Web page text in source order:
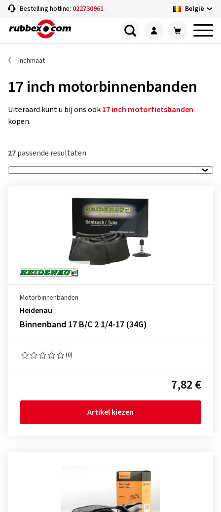
Bestelling hotline: 022730961 België
Inchmaat
17 inch motorbinnenbanden
Uiteraard kunt u bij ons ook17 inch motorfietsbanden
kopen.
27passende resultaten
Motorbinnenbanden
Heidenau
Binnenband 17 B/C 2 1/4-17 (34G)
(0)
7,82 €
Artikel kiezen